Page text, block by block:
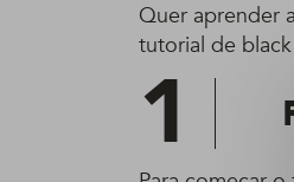
Quer aprender
tutorial de
1